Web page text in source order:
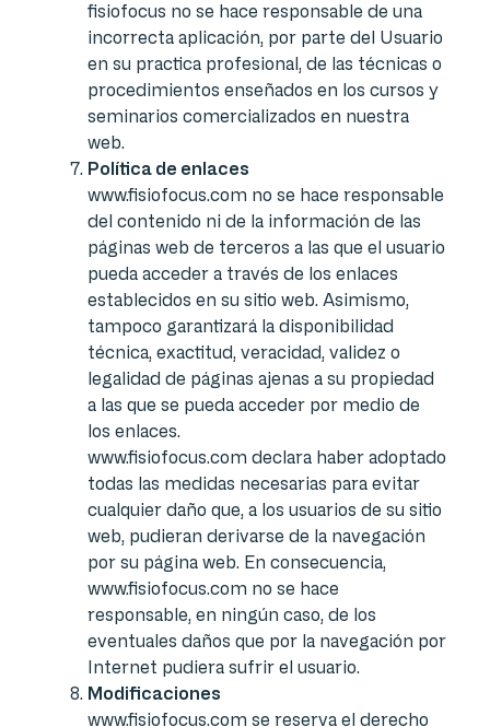
fisiofocus no se hace responsable de una
incorrecta aplicación, por parte del Usuario
en su practica profesional, de las técnicas o
procedimientos enseñados en los cursos y
seminarios comercializados en nuestra
web.
Política de enlaces
www.fisiofocus.com no se hace responsable
del contenido ni de la información de las
páginas web de terceros a las que el usuario
pueda acceder a través de los enlaces
establecidos en su sitio web. Asimismo,
tampoco garantizará la disponibilidad
técnica, exactitud, veracidad, validez o
legalidad de páginas ajenas a su propiedad
a las que se pueda acceder por medio de
los enlaces.
www.fisiofocus.com declara haber adoptado
todas las medidas necesarias para evitar
cualquier daño que, a los usuarios de su sitio
web, pudieran derivarse de la navegación
por su página web. En consecuencia,
www.fisiofocus.com no se hace
responsable, en ningún caso, de los
eventuales daños que por la navegación por
Internet pudiera sufrir el usuario.
Modificaciones
www.fisiofocus.com se reserva el derecho